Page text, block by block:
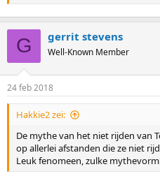
De rugblessure zal Ter Mors
Vandaar dat ze daarom de 1500
ze dat kan oplossen dan is ze
ze niet in topvorm is. En dat is
1000 meter meepakt. Er bestaat
een betere 1500 meter
constant is. Van Beek en Leenstra
Als we er vanuit gaan dat
op de 1500 meter momenteel
G gerrit stevens
Well-Known Member
24 feb 2018
Hakkie2 zei:
De mythe van het niet rijden van
op allerlei afstanden die ze niet
Leuk fenomeen, zulke